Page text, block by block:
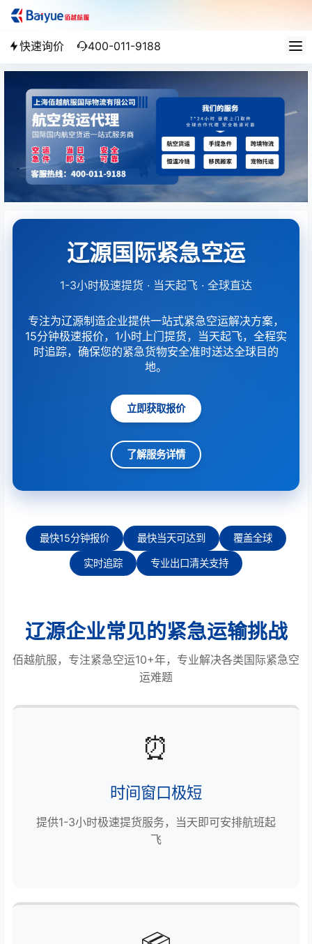
快速询价 400-011-9188
辽源国际紧急空运
1-3小时极速提货 · 当天起飞 · 全球直达
专注为辽源制造企业提供一站式紧急空运解决方案，
15分钟极速报价，1小时上门提货，当天起飞，全程实
时追踪，确保您的紧急货物安全准时送达全球目的
地。
立即获取报价
了解服务详情
最快15分钟报价 最快当天可达到 覆盖全球
实时追踪 专业出口清关支持
辽源企业常见的紧急运输挑战
佰越航服，专注紧急空运10+年，专业解决各类国际紧急空
运难题
⏰
时间窗口极短
提供1-3小时极速提货服务，当天即可安排航班起
飞